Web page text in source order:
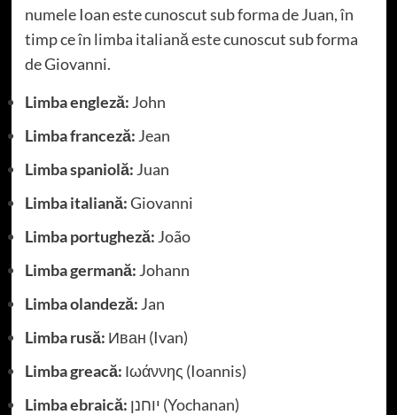
numele Ioan este cunoscut sub forma de Juan, în
timp ce în limba italiană este cunoscut sub forma
de Giovanni.
Limba engleză: John
Limba franceză: Jean
Limba spaniolă: Juan
Limba italiană:Giovanni
Limba portugheză: João
Limba germană: Johann
Limba olandeză: Jan
Limba rusă: Иван (Ivan)
Limba greacă: Ιωάννης (Ioannis)
Limba ebraică:
יוחנן (Yochanan)